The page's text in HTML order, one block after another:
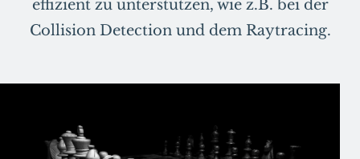
effizient zu unterstützen, wie z.B. bei der
Collision Detection und dem Raytracing.